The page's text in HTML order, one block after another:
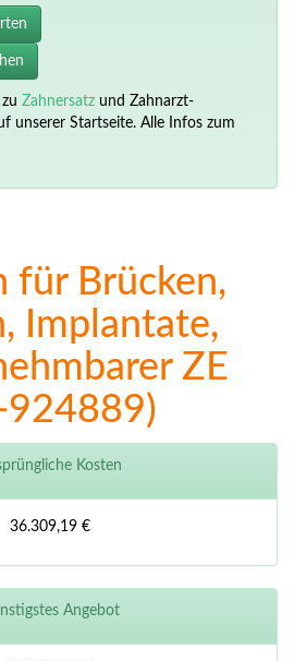
Zahnersatz und Zahnarzt-
unserer Startseite. Alle Infos zum
für Brücken,
Implantate,
ZE
924889)
Kosten
36.309,19 €
Angebot